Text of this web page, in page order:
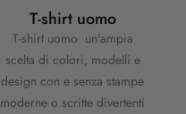
T-shirt uomo
T-shirt uomo un'ampia
scelta di colori, modelli e
design con e senza stampe
moderne o scritte divertenti